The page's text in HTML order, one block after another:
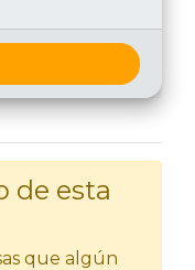
de esta
que algún